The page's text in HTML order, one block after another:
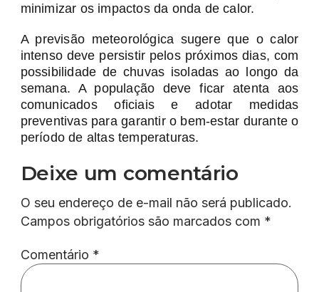
minimizar os impactos da onda de calor.
A previsão meteorológica sugere que o calor
intenso deve persistir pelos próximos dias, com
possibilidade de chuvas isoladas ao longo da
semana. A população deve ficar atenta aos
comunicados oficiais e adotar medidas
preventivas para garantir o bem-estar durante o
período de altas temperaturas.
Deixe um comentário
O seu endereço de e-mail não será publicado.
Campos obrigatórios são marcados com *
Comentário *